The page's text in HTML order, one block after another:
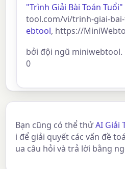
"Trình Giải Bài Toán Tuổi"
tool.com/vi/trinh-giai-
ebtool, https://
bởi đội ngũ miniwebtool.
0
Bạn cũng có thể thửAI Giải
i để giải quyết các vấn đề
ua câu hỏi và trả lời bằng